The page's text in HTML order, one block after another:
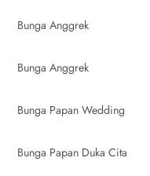
Bunga Anggrek
Bunga Anggrek
Bunga Papan Wedding
Bunga Papan Duka Cita